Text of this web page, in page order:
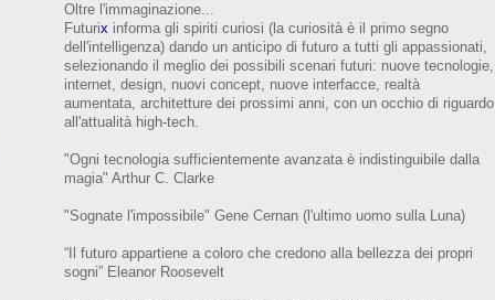
Oltre l'immaginazione...
Futurix informa gli spiriti curiosi (la curiosità è il primo segno
dell'intelligenza)dando un anticipo di futuroa tutti gli appassionati,
selezionando il meglio dei possibili scenari futuri: nuove tecnologie,
internet, design, nuovi concept, nuove interfacce, realtà
aumentata, architetture dei prossimi anni, con un occhio di riguardo
all'attualità high-tech.
"Ogni tecnologia sufficientemente avanzata è indistinguibile dalla
magia" Arthur C. Clarke
"Sognate l'impossibile" Gene Cernan (l'ultimo uomo sulla Luna)
“Il futuro appartiene a coloro che credono alla bellezza dei propri
sogni” EleanorRoosevelt